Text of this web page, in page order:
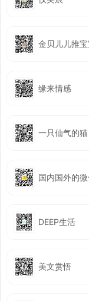
金贝儿儿推
缘来情感
一只仙气的猫
国内国外的
DEEP生活
美文赏悟